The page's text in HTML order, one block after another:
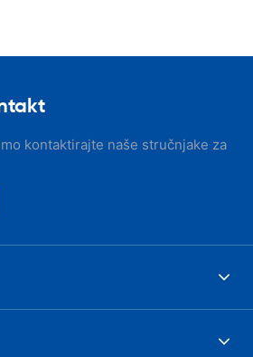
kontaktirajte naše stručnjake za